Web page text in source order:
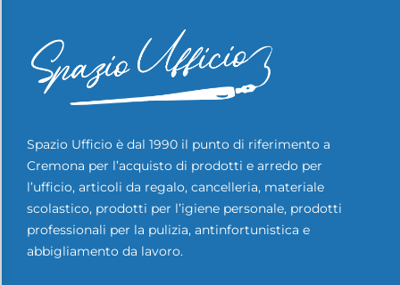
Spazio Ufficio è dal 1990 il punto di riferimento a
Cremona per l’acquisto di prodotti e arredo per
l’ufficio, articoli da regalo, cancelleria, materiale
scolastico, prodotti per l’igiene personale, prodotti
professionali per la pulizia, antinfortunistica e
abbigliamento da lavoro.